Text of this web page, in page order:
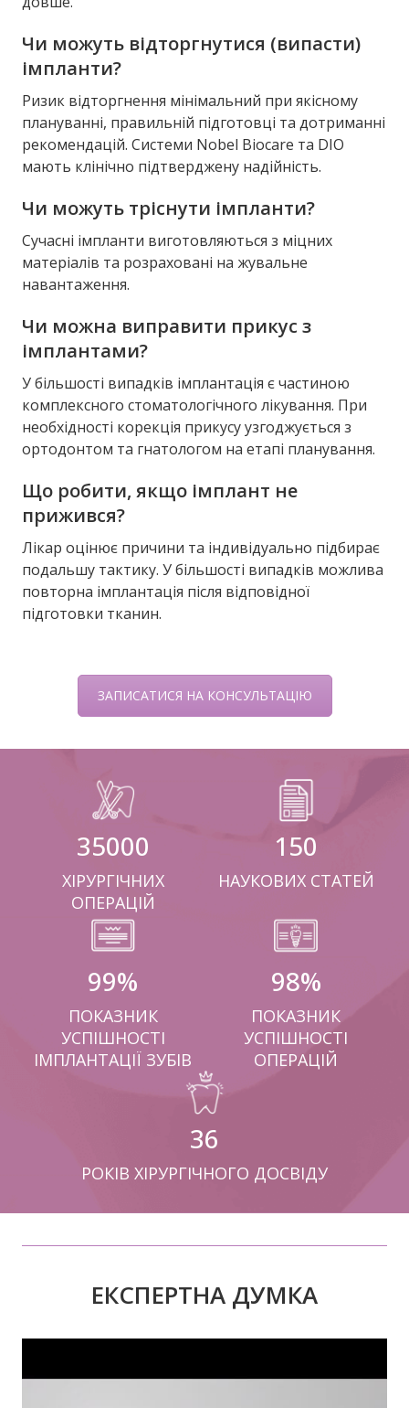
Чи можуть відторгнутися (випасти)
імпланти?
Ризик відторгнення мінімальний при якісному
плануванні, правильній підготовці та дотриманні
рекомендацій. Системи Nobel Biocare та DIO
мають клінічно підтверджену надійність.
Чи можуть тріснути імпланти?
Сучасні імпланти виготовляються з міцних
матеріалів та розраховані на жувальне
навантаження.
Чи можна виправити прикус з
імплантами?
У більшості випадків імплантація є частиною
комплексного стоматологічного лікування. При
необхідності корекція прикусу узгоджується з
ортодонтом та гнатологом на етапі планування.
Що робити, якщо імплант не
прижився?
Лікар оцінює причини та індивідуально підбирає
подальшу тактику. У більшості випадків можлива
повторна імплантація після відповідної
підготовки тканин.
ЗАПИСАТИСЯ НА КОНСУЛЬТАЦІЮ
35000
ХІРУРГІЧНИХ
ОПЕРАЦІЙ
150
НАУКОВИХ СТАТЕЙ
99%
ПОКАЗНИК
УСПІШНОСТІ
ІМПЛАНТАЦІЇ ЗУБІВ
98%
ПОКАЗНИК
УСПІШНОСТІ
ОПЕРАЦІЙ
36
РОКІВ ХІРУРГІЧНОГО ДОСВІДУ
ЕКСПЕРТНА ДУМКА